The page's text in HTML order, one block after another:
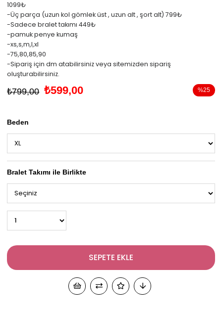
1099₺
-Üç parça (uzun kol gömlek üst , uzun alt , şort alt) 799₺
-Sadece bralet takımı 449₺
-pamuk penye kumaş
-xs,s,m,l,xl
-75,80,85,90
-Sipariş için dm atabilirsiniz veya sitemizden sipariş
oluşturabilirsiniz.
₺799,00 ₺599,00 %25
Beden
Bralet Takımı ile Birlikte